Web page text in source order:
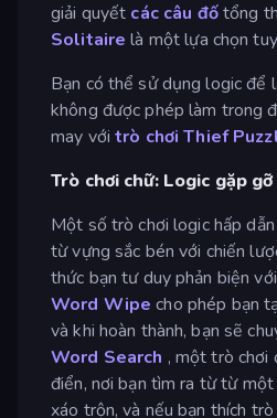
giải quyết các câu đốtổng
Solitaire là một lựa chọn
Bạn có thể sử dụng logic để
không được phép làm trong
may vớitrò chơi Thief
Trò chơi chữ: Logic gặp
Một số trò chơi logic hấp
từ vựng sắc bén với chiến
thức bạn tư duy phản biện
Word Wipe cho phép bạn
và khi hoàn thành, bạn sẽ
Word Search , một trò chơi
điển, nơi bạn tìm ra từ từ một
xáo trộn, và nếu bạn thích